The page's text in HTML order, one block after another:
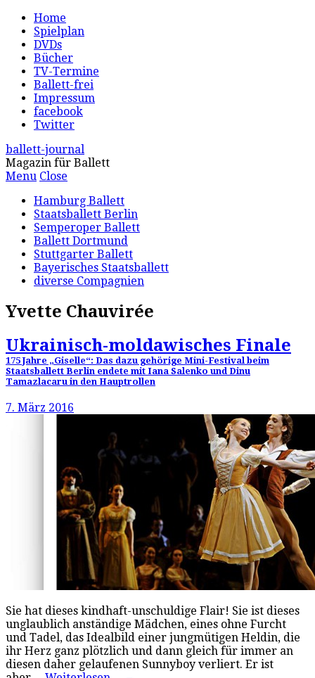
Home
Spielplan
DVDs
Bücher
TV-Termine
Ballett-frei
Impressum
facebook
Twitter
ballett-journal
Magazin für Ballett
Menu Close
Hamburg Ballett
Staatsballett Berlin
Semperoper Ballett
Ballett Dortmund
Stuttgarter Ballett
Bayerisches Staatsballett
diverse Compagnien
Yvette Chauvirée
Ukrainisch-moldawisches Finale
175 Jahre „Giselle“: Das dazu gehörige Mini-Festival beim
Staatsballett Berlin endete mit Iana Salenko und Dinu
Tamazlacaru in den Hauptrollen
7. März 2016
Sie hat dieses kindhaft-unschuldige Flair! Sie ist dieses
unglaublich anständige Mädchen, eines ohne Furcht
und Tadel, das Idealbild einer jungmütigen Heldin, die
ihr Herz ganz plötzlich und dann gleich für immer an
diesen daher gelaufenen Sunnyboy verliert. Er ist